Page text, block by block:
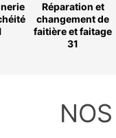
Réparation et
changement de
faitière et faitage
31